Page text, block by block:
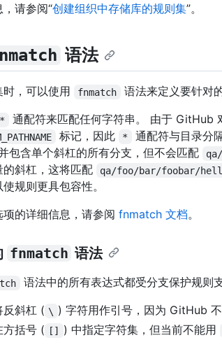
请参阅“创建组织中存储库的规则集”。
语法
，可以使用 fnmatch
语法来定义要针对
* 通配符来匹配任何字符串。 由于 GitHub
标记，因此 * 通配符与目录分
包含单个斜杠的所有分支，但不会匹配
的斜杠，这将匹配
qa/foo/bar/foobar/
规则更具包容性。
的详细信息，请参阅 fnmatch 文档。
fnmatch 语法
语法中的所有表达式都受分支保护规则
反斜杠 ( \ ) 字符用作引号，因为 GitHub
方括号 ( [] ) 中指定字符集，但当前不能用